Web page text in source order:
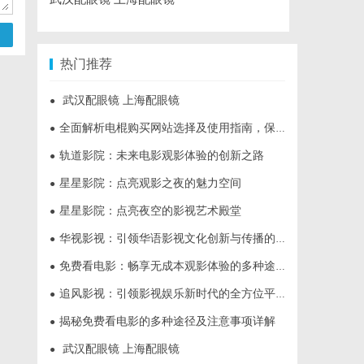
热门推荐
● 武汉配眼镜 上海配眼镜
● 全面解析电棍购买网站选择及使用指南，保障安全与合法性
● 轨道影院：未来电影观影体验的创新之路
● 星星影院：点亮观影之夜的魅力空间
● 星星影院：点亮夜空的影视艺术殿堂
● 华视影视：引领华语影视文化创新与传播的新力量
● 免费看电影：畅享无成本观影体验的多种途径与技巧
● 追风影视：引领影视娱乐新时代的全方位平台
● 揭秘免费看电影的多种途径及注意事项详解
● 武汉配眼镜 上海配眼镜